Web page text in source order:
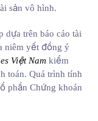
sản vô hình.
dựa trên báo cáo tài
niêm yết đồng ý
Việt Nam kiểm
toán. Quá trình tính
phần Chứng khoán